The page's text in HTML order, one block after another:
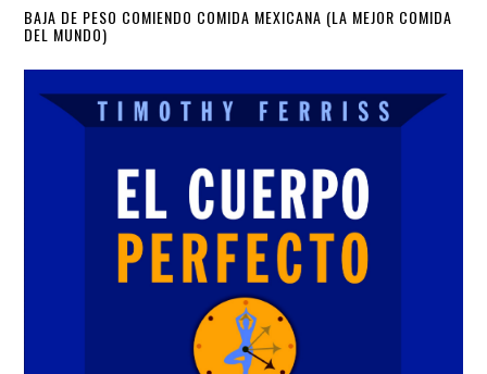
Primary
Sidebar
BAJA DE PESO COMIENDO COMIDA MEXICANA (LA MEJOR COMIDA
DEL MUNDO)